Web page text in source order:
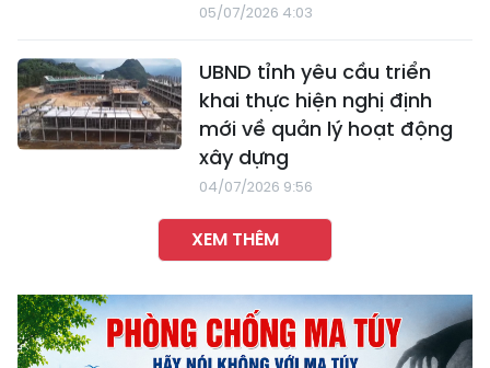
05/07/2026 4:03
UBND tỉnh yêu cầu triển
khai thực hiện nghị định
mới về quản lý hoạt động
xây dựng
04/07/2026 9:56
XEM THÊM